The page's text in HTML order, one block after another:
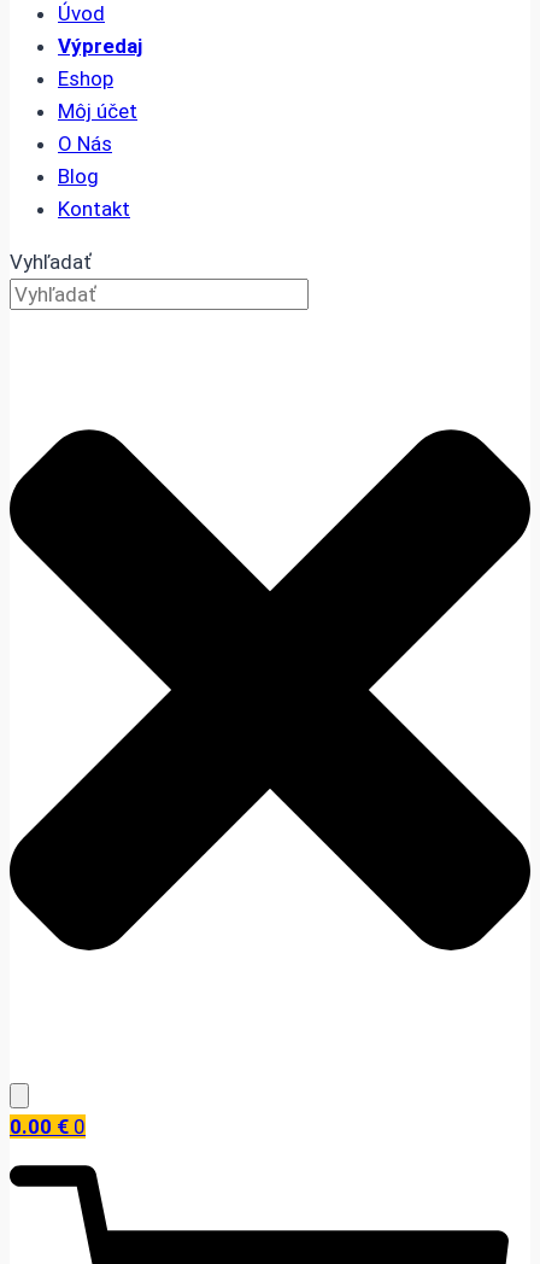
Úvod
Výpredaj
Eshop
Môj účet
O Nás
Blog
Kontakt
Vyhľadať
0.00 € 0